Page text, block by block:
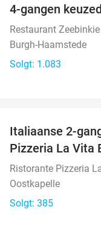
4-gangen
Restaurant Zeebinkie
Burgh-Haamstede
Solgt: 1.083
Italiaanse 2-
Pizzeria La Vita
Ristorante Pizzeria
Oostkapelle
Solgt: 385